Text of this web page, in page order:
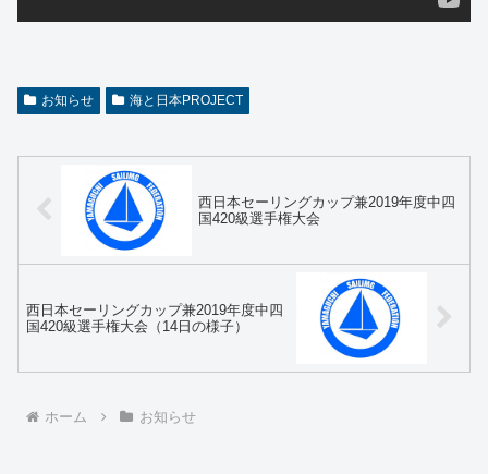
お知らせ 海と日本PROJECT
西日本セーリングカップ兼2019年度中四
国420級選手権大会
西日本セーリングカップ兼2019年度中四
国420級選手権大会（14日の様子）
ホーム お知らせ